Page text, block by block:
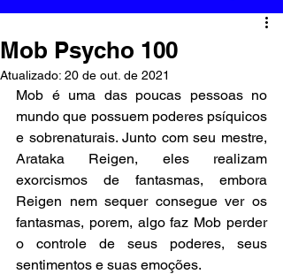
Mob Psycho 100
Atualizado: 20 de out. de 2021
Mob é uma das poucas pessoas no
mundo que possuem poderes psíquicos
e sobrenaturais. Junto com seu mestre,
Arataka Reigen, eles realizam
exorcismos de fantasmas, embora
Reigen nem sequer consegue ver os
fantasmas, porem, algo faz Mob perder
o controle de seus poderes, seus
sentimentos e suas emoções.